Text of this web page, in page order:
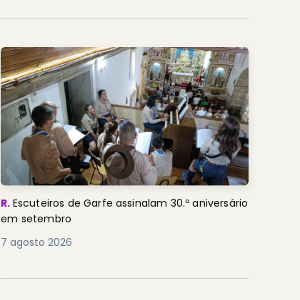
R. Escuteiros de Garfe assinalam 30.º aniversário
em setembro
7 agosto 2026